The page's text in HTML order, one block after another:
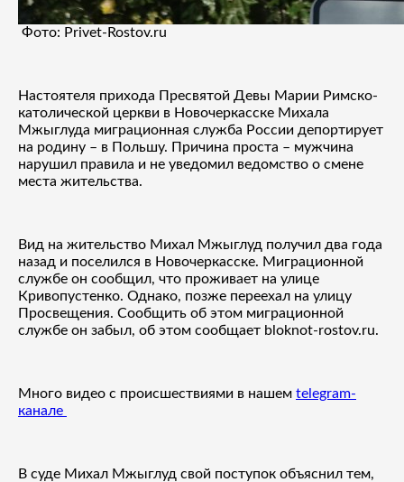
Фото: Privet-Rostov.ru
Настоятеля прихода Пресвятой Девы Марии Римско-
католической церкви в Новочеркасске Михала
Мжыглуда миграционная служба России депортирует
на родину – в Польшу. Причина проста – мужчина
нарушил правила и не уведомил ведомство о смене
места жительства.
Вид на жительство Михал Мжыглуд получил два года
назад и поселился в Новочеркасске. Миграционной
службе он сообщил, что проживает на улице
Кривопустенко. Однако, позже переехал на улицу
Просвещения. Сообщить об этом миграционной
службе он забыл, об этом сообщает bloknot-rostov.ru.
Много видео с происшествиями в нашем telegram-
канале
В суде Михал Мжыглуд свой поступок объяснил тем,